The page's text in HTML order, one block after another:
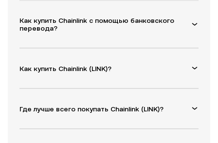
Как купить Chainlink с помощью банковского
перевода?
Как купить Chainlink (LINK)?
Где лучше всего покупать Chainlink (LINK)?